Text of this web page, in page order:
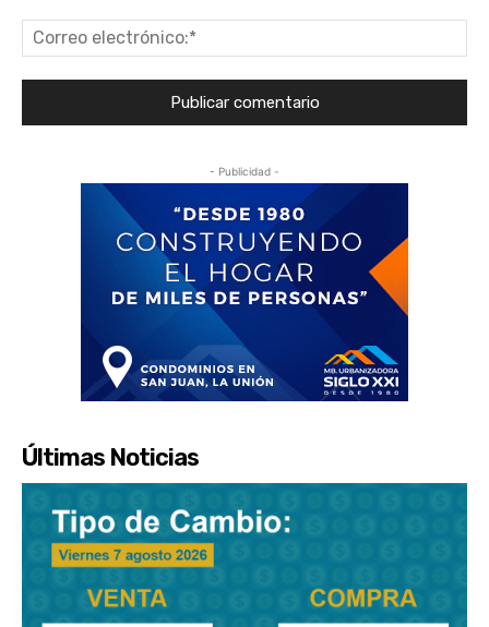
- Publicidad -
Últimas Noticias